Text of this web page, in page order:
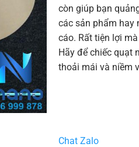
còn giúp bạn
các sản phẩm hay
cáo. Rất tiện lợi
Hãy để chiếc quạt
thoải mái và niềm
Chat Zalo